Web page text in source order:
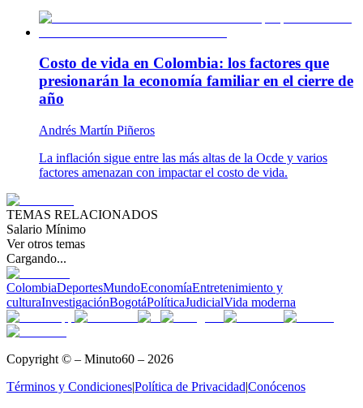
Costo de vida en Colombia: los factores que
presionarán la economía familiar en el cierre de
año
Andrés Martín Piñeros
La inflación sigue entre las más altas de la Ocde y varios
factores amenazan con impactar el costo de vida.
TEMAS RELACIONADOS
Salario Mínimo
Ver otros temas
Cargando...
ColombiaDeportesMundoEconomíaEntretenimiento y
culturaInvestigaciónBogotáPolíticaJudicialVida moderna
Copyright © – Minuto60 – 2026
Términos y Condiciones|Política de Privacidad|Conócenos